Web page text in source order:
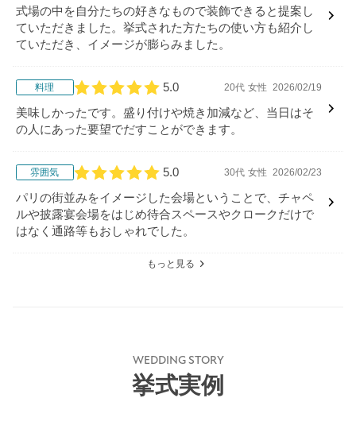
式場の中を自分たちの好きなもので装飾できると提案し
ていただきました。挙式された方たちの使い方も紹介し
ていただき、イメージが膨らみました。
料理
口コミ評価
5.0 20代 女性 2026/02/19
美味しかったです。盛り付けや焼き加減など、当日はそ
の人にあった要望でだすことができます。
雰囲気
口コミ評価
5.0 30代 女性 2026/02/23
パリの街並みをイメージした会場ということで、チャペ
ルや披露宴会場をはじめ待合スペースやクロークだけで
はなく通路等もおしゃれでした。
もっと見る
WEDDING STORY
挙式実例